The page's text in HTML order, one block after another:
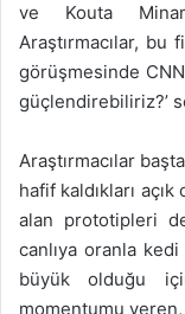
ve Kouta
Araştırmacılar,
görüşmesinde
güçlendirebiliriz?’
Araştırmacılar
hafif kaldıkları
alan prototipleri
canlıya oranla
büyük olduğu
momentumu veren,